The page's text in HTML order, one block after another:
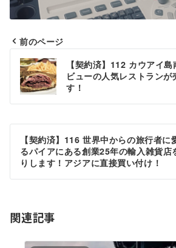
投
稿
ナ
ビ
ー
シ
ン
前のページ
【契約済】112 カウアイ
ビューの人気レストランが
す！
【契約済】116 世界中からの旅行者に
るパイアにある創業25年の輸入雑貨店
りします！アジアに直接買い付け！
関連記事